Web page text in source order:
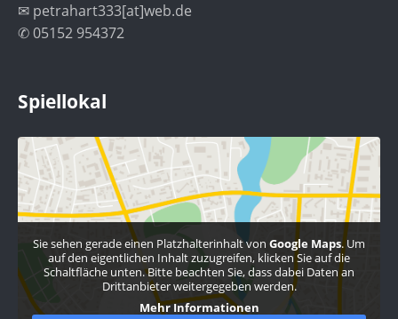
✉ petrahart333[at]web.de
✆ 05152 954372
Spiellokal
Sie sehen gerade einen Platzhalterinhalt von Google Maps. Um
auf den eigentlichen Inhalt zuzugreifen, klicken Sie auf die
Schaltfläche unten. Bitte beachten Sie, dass dabei Daten an
Drittanbieter weitergegeben werden.
Mehr Informationen